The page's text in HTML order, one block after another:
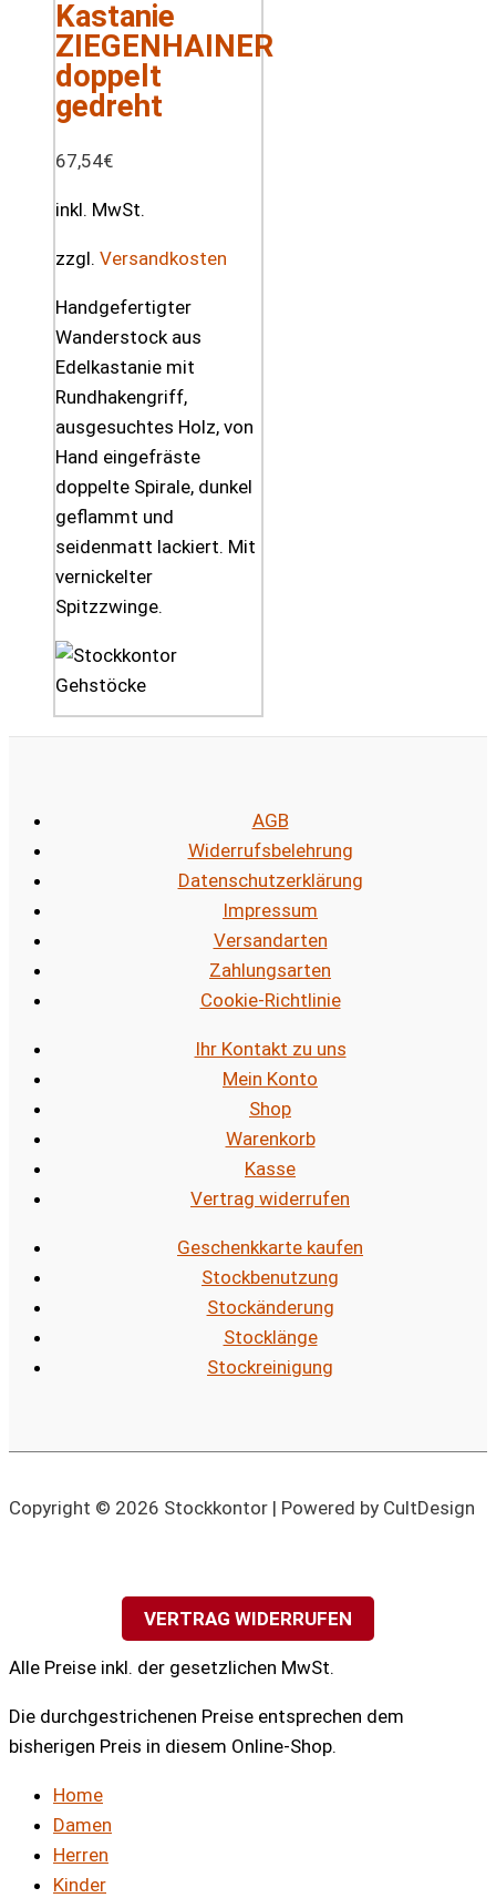
Kastanie
ZIEGENHAINER
doppelt
gedreht
67,54€
inkl. MwSt.
zzgl. Versandkosten
Handgefertigter
Wanderstock aus
Edelkastanie mit
Rundhakengriff,
ausgesuchtes Holz, von
Hand eingefräste
doppelte Spirale, dunkel
geflammt und
seidenmatt lackiert. Mit
vernickelter
Spitzzwinge.
AGB
Widerrufsbelehrung
Datenschutzerklärung
Impressum
Versandarten
Zahlungsarten
Cookie-Richtlinie
Ihr Kontakt zu uns
Mein Konto
Shop
Warenkorb
Kasse
Vertrag widerrufen
Geschenkkarte kaufen
Stockbenutzung
Stockänderung
Stocklänge
Stockreinigung
Copyright © 2026 Stockkontor | Powered by CultDesign
VERTRAG WIDERRUFEN
Alle Preise inkl. der gesetzlichen MwSt.
Die durchgestrichenen Preise entsprechen dem
bisherigen Preis in diesem Online-Shop.
Home
Damen
Herren
Kinder